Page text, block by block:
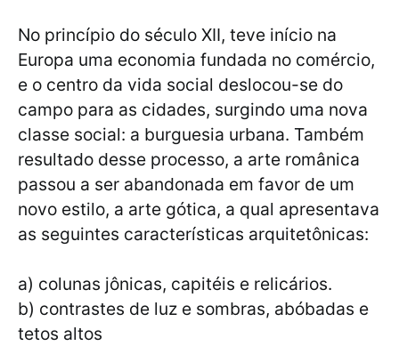
No princípio do século XII, teve início na
Europa uma economia fundada no comércio,
e o centro da vida social deslocou-se do
campo para as cidades, surgindo uma nova
classe social: a burguesia urbana. Também
resultado desse processo, a arte românica
passou a ser abandonada em favor de um
novo estilo, a arte gótica, a qual apresentava
as seguintes características arquitetônicas:
a) colunas jônicas, capitéis e relicários.
b) contrastes de luz e sombras, abóbadas e
tetos altos